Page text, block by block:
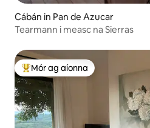
Cábán in Pan de Azucar
Tearmann i measc na Sierras
An-mhór ag aíonna
Mór ag aíonna